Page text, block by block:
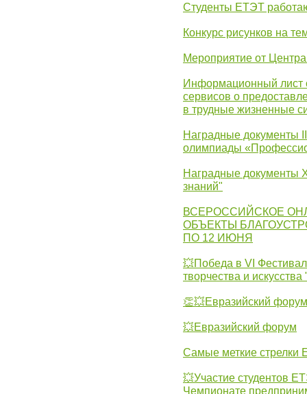
Студенты ЕТЭТ
Конкурс рисунков на
Мероприятие от
Информационный лист
сервисов о
в трудные жизненные
Наградные документы
олимпиады
Наградные документы
знаний"
ВСЕРОССИЙСКОЕ
ОБЪЕКТЫ
ПО 12 ИЮНЯ
💥Победа в VI
творчества и
👏💥Евразийский форум
💥Евразийский форум
Самые меткие стрелки
💥Участие студентов
Чемпионате